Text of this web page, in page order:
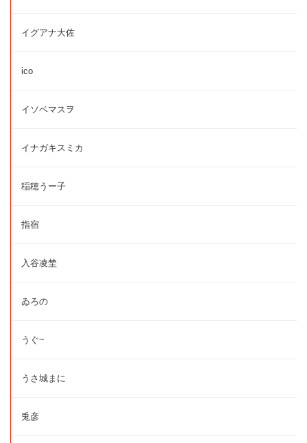
イグアナ大佐
ico
イソベマスヲ
イナガキスミカ
稲穂うー子
指宿
入谷凌埜
ゐろの
うぐ~
うさ城まに
兎彦